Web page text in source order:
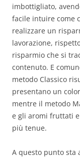
imbottigliato,
facile intuire come
realizzare un
lavorazione,
risparmio che si
contenuto. E
metodo Classico
presentano un
mentre il metodo
e gli aromi fruttati
più tenue.
A questo punto sta